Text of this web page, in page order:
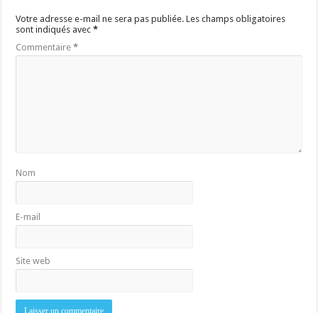
Votre adresse e-mail ne sera pas publiée. Les champs obligatoires
sont indiqués avec*
Commentaire*
Nom
E-mail
Site web